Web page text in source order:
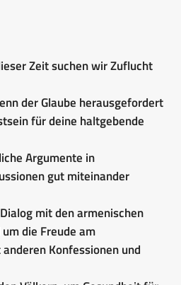
Zeit suchen wir Zuflucht
der Glaube herausgefordert
für deine haltgebende
Argumente in
gut miteinander
mit den armenischen
die Freude am
Konfessionen und